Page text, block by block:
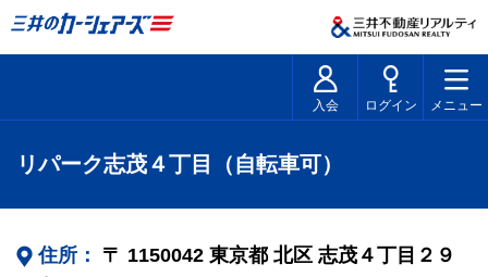
入会 ログイン メニュー
リパーク志茂４丁目（自転車可）
住所： 〒 1150042 東京都 北区 志茂４丁目２９